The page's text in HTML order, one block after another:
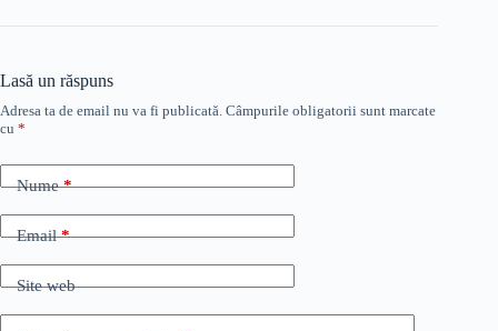
Lasă un răspuns
Adresa ta de email nu va fi publicată. Câmpurile obligatorii sunt marcate
cu *
Nume*
Email*
Site web